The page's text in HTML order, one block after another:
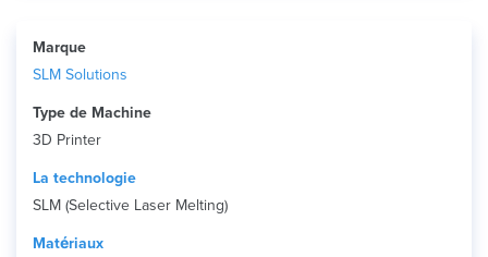
Marque
SLM Solutions
Type de Machine
3D Printer
La technologie
SLM (Selective Laser Melting)
Matériaux